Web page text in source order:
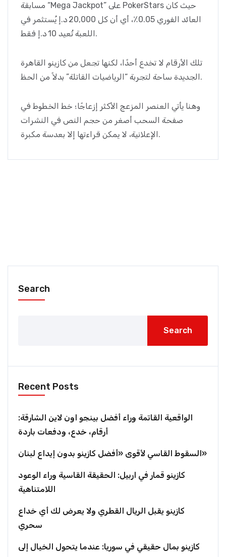
مسابقة “Mega Jackpot” على PokerStars حيث كان
العائد الفوري 0.05٪، أي أن كل 20,000 د.إ يُستثمر في
اللعبة تُعيد 10 د.إ فقط.
تلك الأرقام لا تخدع أحدًا، لكنها تجعل من كازينو القاهرة
الجديدة ساحة لتجربة “الرياضيات القاتلة” بدلاً من الحظ.
وهنا يأتي العنصر المزعج الأكثر إزعاجًا؛ خط الخطوط في
صفحة السحب أصغر من حجم النص في النشرات
الإعلانية، لا يمكن قراءتها إلا بعدسة مكبرة.
Search
Search
Recent Posts
الواقعية القاتمة وراء أفضل بينجو اون لاين الشارقة:
أرقام، خدع، ودفعات باردة
السقوط القاسي لأقوى «أفضل كازينو بدون إيداع لبنان»
كازينو قمار في اربيل: الحقيقة القاسية وراء الوعود
اللامتناهية
كازينو يقبل الريال القطري ولا يعرض لك أي خداع
سحري
كازينو بمال حقيقي في سوريا: عندما يتحول الخيال إلى